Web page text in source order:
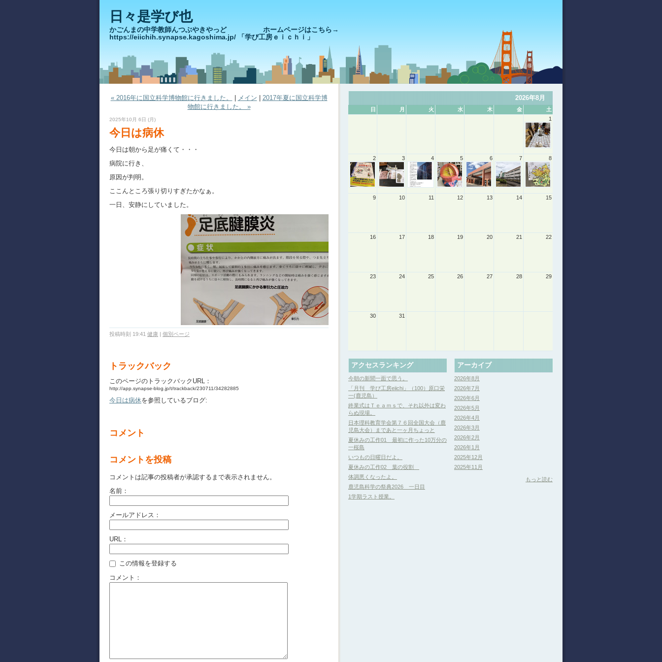
日々是学び也
かごんまの中学教師んつぶやきやっど ホームページはこちら→
https://eiichih.synapse.kagoshima.jp/ 「学び工房ｅｉｃｈｉ」
« 2016年に国立科学博物館に行きました。 メイン
2017年夏に国立科学博
物館に行きました。 »
2025年10月 6日 (月)
今日は病休
今日は朝から足が痛くて・・・
病院に行き、
原因が判明。
ここんところ張り切りすぎたかなぁ。
一日、安静にしていました。
投稿時刻 19:41 健康 | 個別ページ
トラックバック
このページのトラックバックURL：
http://app.synapse-blog.jp/t/trackback/230711/34282885
今日は病休を参照しているブログ:
コメント
コメントを投稿
コメントは記事の投稿者が承認するまで表示されません。
名前：
メールアドレス：
URL：
この情報を登録する
コメント：
2026年8月
日 月 火 水 木 金
土
1
2 3 4 5 6 7 8
9 10 11 12 13 14 15
16 17 18 19 20 21 22
23 24 25 26 27 28 29
30 31
アクセスランキング
今朝の新聞一面で思う。
「月刊 学び工房eiichi」（100）原口栄
一(鹿児島）
終業式はＴｅａｍｓで、それ以外は変わ
らぬ現場。
日本理科教育学会第７６回全国大会（鹿
児島大会）まであと一ヶ月ちょっと
夏休みの工作01 最初に作った10万分の
一桜島
いつもの日曜日だよ。
夏休みの工作02 葉の役割
体調悪くなったよ。
鹿児島科学の祭典2026 一日目
1学期ラスト授業。
アーカイブ
2026年8月
2026年7月
2026年6月
2026年5月
2026年4月
2026年3月
2026年2月
2026年1月
2025年12月
2025年11月
もっと読む